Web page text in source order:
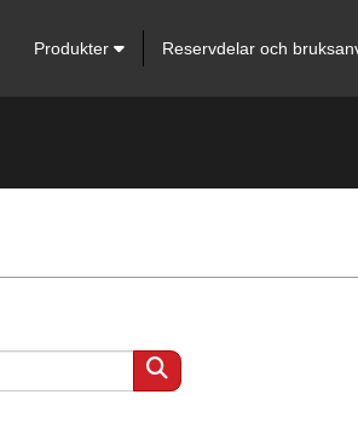
Produkter Reservdelar och